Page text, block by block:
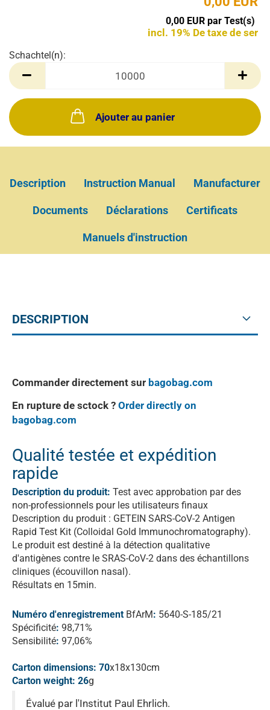
0,00 EUR par Test(s)
incl. 19% De taxe de ser
Schachtel(n):
Schachtel(n)
Ajouter au panier
Description Instruction Manual Manufacturer
Documents Déclarations Certificats
Manuels d'instruction
DESCRIPTION
Commander directement sur bagobag.com
En rupture de sctock ? Order directly on
bagobag.com
Qualité testée et expédition
rapide
Description du produit: Test avec approbation par des
non-professionnels pour les utilisateurs finaux
Description du produit : GETEIN SARS-CoV-2 Antigen
Rapid Test Kit (Colloidal Gold Immunochromatography).
Le produit est destiné à la détection qualitative
d'antigènes contre le SRAS-CoV-2 dans des échantillons
cliniques (écouvillon nasal).
Résultats en 15min.
Numéro d'enregistrement BfArM: 5640-S-185/21
Spécificité: 98,71%
Sensibilité: 97,06%
Carton dimensions: 70x18x130cm
Carton weight: 26g
Évalué par l'Institut Paul Ehrlich.